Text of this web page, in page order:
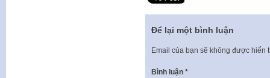
Để lại một bình luận
Email của bạn sẽ không được hiển
Bình luận *